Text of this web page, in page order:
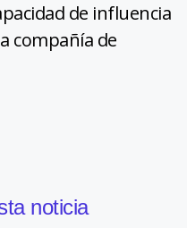
de influencia
compañía de
noticia